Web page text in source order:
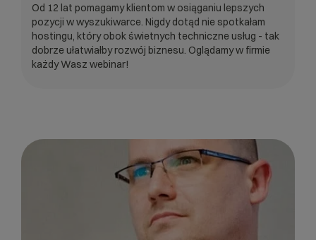
Od 12 lat pomagamy klientom w osiąganiu lepszych
pozycji w wyszukiwarce. Nigdy dotąd nie spotkałam
hostingu, który obok świetnych techniczne usług - tak
dobrze ułatwiałby rozwój biznesu. Oglądamy w firmie
każdy Wasz webinar!